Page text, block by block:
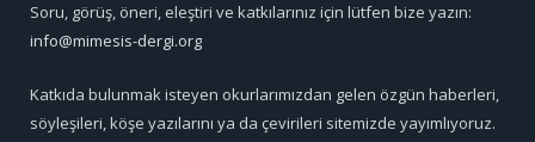
Soru, görüş, öneri, eleştiri ve katkılarınız için lütfen bize yazın:
info@mimesis-dergi.org
Katkıda bulunmak isteyen okurlarımızdan gelen özgün haberleri,
söyleşileri, köşe yazılarını ya da çevirileri sitemizde yayımlıyoruz.